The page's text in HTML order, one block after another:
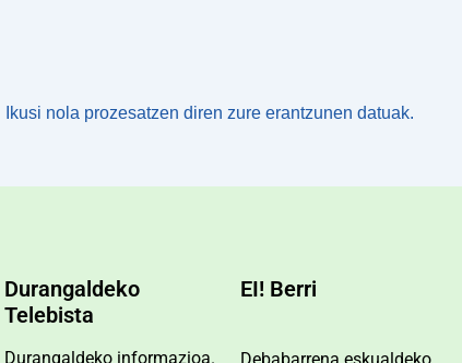
Ikusi nola prozesatzen diren zure erantzunen datuak.
Durangaldeko
Telebista
Durangaldeko informazioa.
EI! Berri